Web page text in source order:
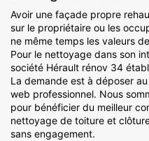
Avoir une façade propre
sur le propriétaire ou les
ne même temps les valeurs
Pour le nettoyage dans son
société Hérault rénov 34
La demande est à déposer
web professionnel. Nous
pour bénéficier du meilleur
nettoyage de toiture et
sans engagement.